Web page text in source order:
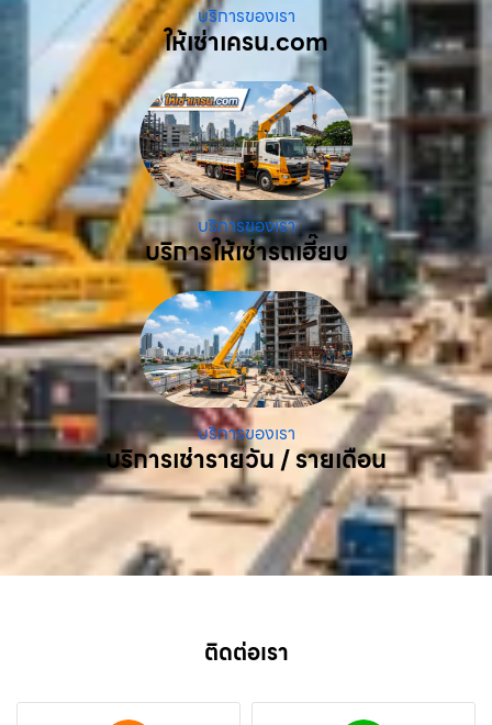
บริการของเรา
ให้เช่าเครน.com
บริการของเรา
บริการให้เช่ารถเฮี๊ยบ
บริการของเรา
บริการเช่ารายวัน / รายเดือน
ติดต่อเรา